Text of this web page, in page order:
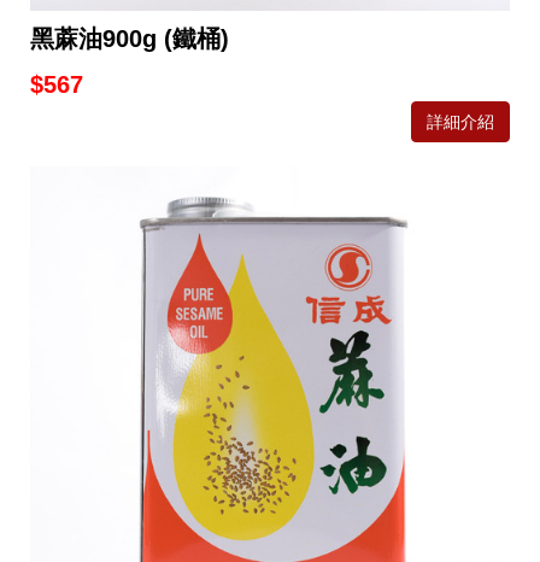
黑蔴油900g (鐵桶)
$567
詳細介紹